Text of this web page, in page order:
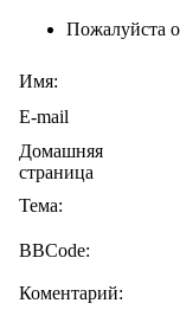
Пожалуйста
Имя:
E-mail
Домашняя
страница
Тема:
BBCode:
Коментарий: